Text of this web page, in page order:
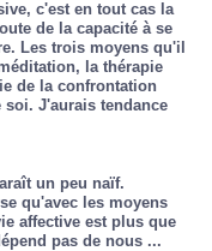
c'est en tout cas la
de la capacité à se
Les trois moyens qu'il
la thérapie
de la confrontation
soi. J'aurais tendance
un peu naïf.
qu'avec les moyens
affective est plus que
pas de nous ...